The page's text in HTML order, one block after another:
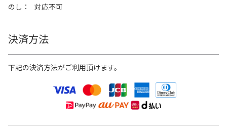
のし
対応不可
決済方法
下記の決済方法がご利用頂けます。